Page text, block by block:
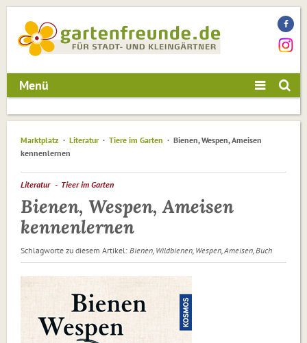
Menü
Marktplatz Literatur Tiere im Garten
Bienen, Wespen, Ameisen
kennenlernen
Literatur Tieer im Garten
Bienen, Wespen, Ameisen
kennenlernen
Schlagworte zu diesem Artikel: Bienen, Wildbienen, Wespen, Ameisen, Buch